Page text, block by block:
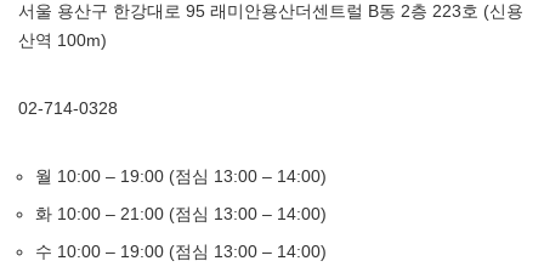
서울 용산구 한강대로 95 래미안용산더센트럴 B동 2층 223호 (신용
산역 100m)
02-714-0328
월 10:00 – 19:00 (점심 13:00 – 14:00)
화 10:00 – 21:00 (점심 13:00 – 14:00)
수 10:00 – 19:00 (점심 13:00 – 14:00)